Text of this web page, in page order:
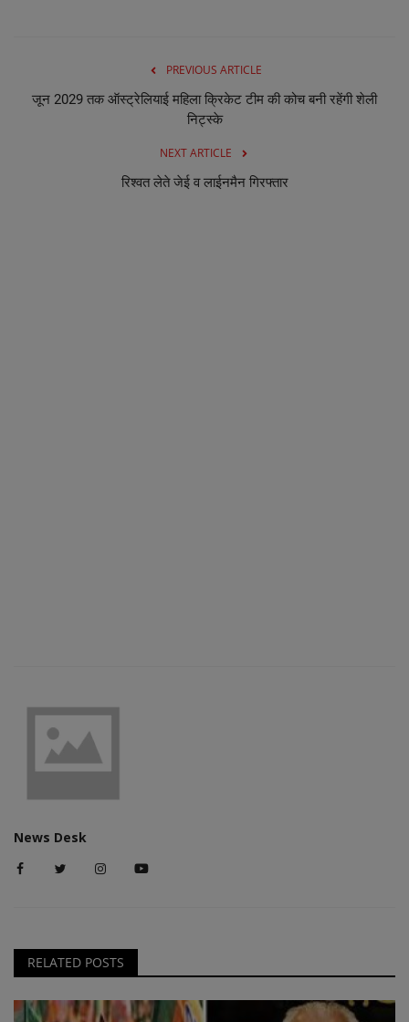
PREVIOUS ARTICLE
जून 2029 तक ऑस्ट्रेलियाई महिला क्रिकेट टीम की कोच बनी रहेंगी शेली
निट्स्के
NEXT ARTICLE
रिश्वत लेते जेई व लाईनमैन गिरफ्तार
News Desk
RELATED POSTS